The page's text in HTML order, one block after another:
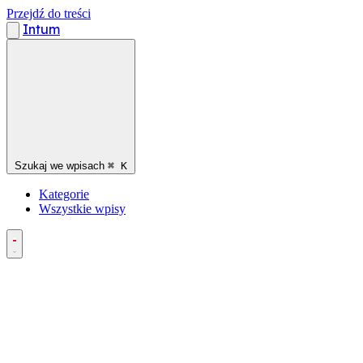
Przejdź do treści
Intum
Szukaj we wpisach ⌘ K
Kategorie
Wszystkie wpisy